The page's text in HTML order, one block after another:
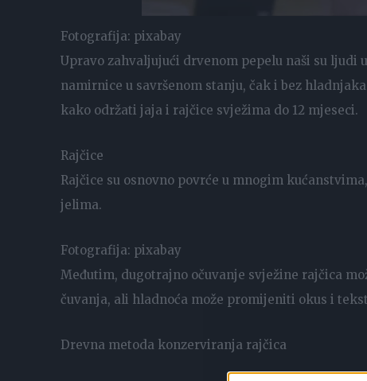
Fotografija: pixabay
Upravo zahvaljujući drvenom pepelu naši su
namirnice u savršenom stanju, čak i bez
kako održati jaja i rajčice svježima do 12 mjeseci.
Rajčice
Rajčice su osnovno povrće u mnogim
jelima.
Fotografija: pixabay
Međutim, dugotrajno očuvanje svježine rajčica
čuvanja, ali hladnoća može promijeniti okus i
Drevna metoda konzerviranja rajčica